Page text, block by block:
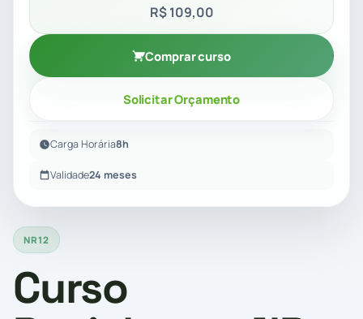
NR12
Curso
R$ 109,00
Comprar curso
Solicitar Orçamento
Carga Horária8h
Validade24 meses